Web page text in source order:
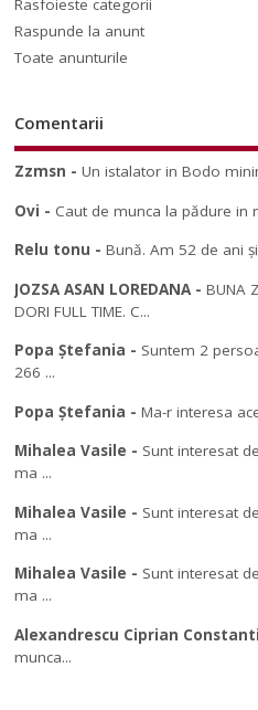
Rasfoieste categorii
Raspunde la anunt
Toate anunturile
Comentarii
Zzmsn -Un istalator in Bodo
Ovi - Caut de munca la pădure in
Relu tonu -Bună. Am 52 de ani
JOZSA ASAN LOREDANA-BUNA
DORI FULL TIME. C...
Popa Ștefania - Suntem 2
266 ...
Popa Ștefania -Ma-r interesa
Mihalea Vasile - Sunt interesat
ma ...
Mihalea Vasile - Sunt interesat
ma ...
Mihalea Vasile - Sunt interesat
ma ...
Alexandrescu Ciprian
munca...